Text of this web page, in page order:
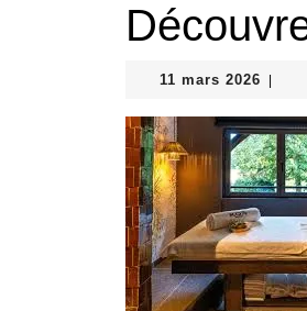
11 mars 2026 11
2026